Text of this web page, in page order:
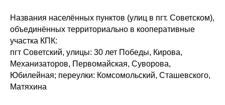
Названия населённых пунктов (улиц в пгт. Советском),
объединённых территориально в кооперативные
участка КПК:
пгт Советский, улицы: 30 лет Победы, Кирова,
Механизаторов, Первомайская, Суворова,
Юбилейная; переулки: Комсомольский, Сташевского,
Матяхина